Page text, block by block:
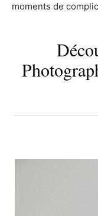
moments de